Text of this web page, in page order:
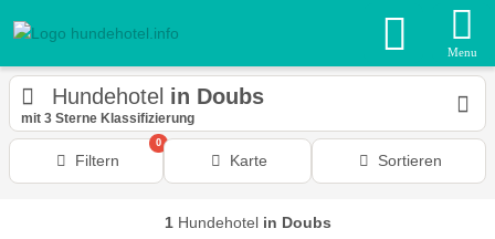
Menu
Hundehotel in Doubs
mit 3 Sterne Klassifizierung
Filtern
0
Karte Sortieren
1Hundehotel in Doubs